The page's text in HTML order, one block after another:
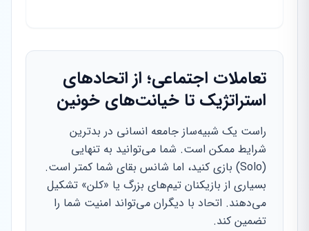
تعاملات اجتماعی؛ از اتحادهای
استراتژیک تا خیانت‌های خونین
راست یک شبیه‌ساز جامعه انسانی در بدترین
شرایط ممکن است. شما می‌توانید به تنهایی
(Solo) بازی کنید، اما شانس بقای شما کمتر است.
بسیاری از بازیکنان تیم‌های بزرگ یا «کلن» تشکیل
می‌دهند. اتحاد با دیگران می‌تواند امنیت شما را
تضمین کند.